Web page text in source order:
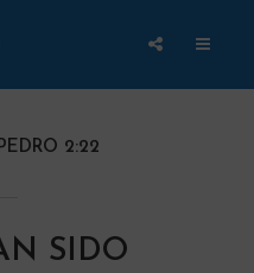
2:22
SIDO